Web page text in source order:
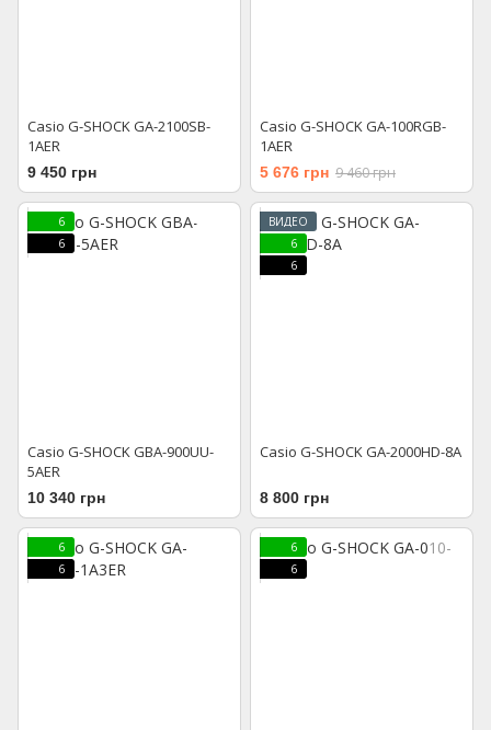
Casio G-SHOCK GA-2100SB-
1AER
9 450 грн
Casio G-SHOCK GA-100RGB-
1AER
5 676 грн 9 460 грн
6
6
Casio G-SHOCK GBA-900UU-
5AER
10 340 грн
ВИДЕО
6
6
Casio G-SHOCK GA-2000HD-8A
8 800 грн
6
6
6
6